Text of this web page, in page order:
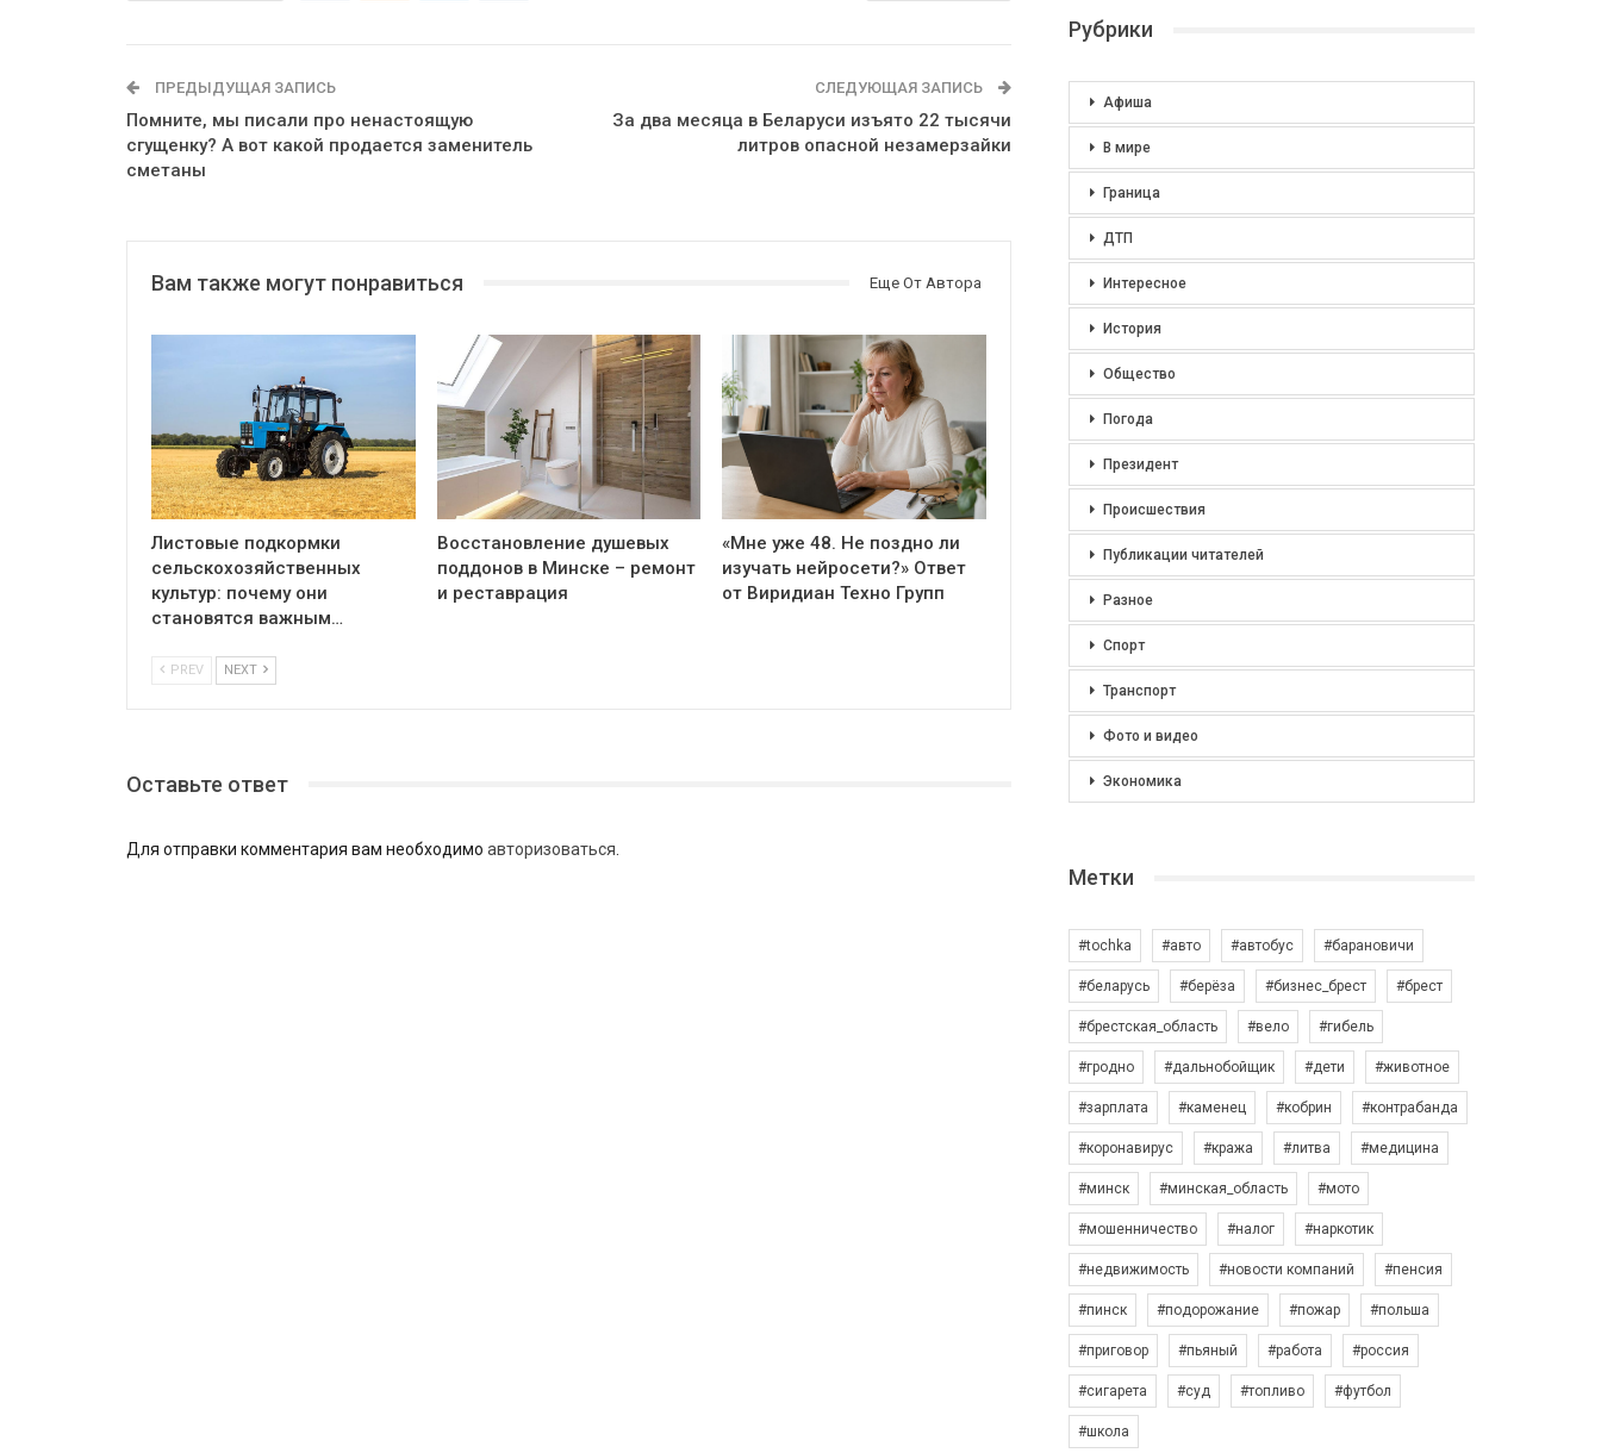
ПРЕДЫДУЩАЯ ЗАПИСЬ
Помните, мы писали про ненастоящую
сгущенку? А вот какой продается заменитель
сметаны
СЛЕДУЮЩАЯ ЗАПИСЬ
За два месяца в Беларуси изъято 22 тысячи
литров опасной незамерзайки
Вам также могут понравиться Еще От Автора
Листовые подкормки
сельскохозяйственных
культур: почему они
становятся важным…
Восстановление душевых
поддонов в Минске – ремонт
и реставрация
«Мне уже 48. Не поздно ли
изучать нейросети?» Ответ
от Виридиан Техно Групп
PREV NEXT
Оставьте ответ
Для отправки комментария вам необходимо авторизоваться
Рубрики
Афиша
В мире
Граница
ДТП
Интересное
История
Общество
Погода
Президент
Происшествия
Публикации читателей
Разное
Спорт
Транспорт
Фото и видео
Экономика
Метки
#tochka #авто #автобус #барановичи
#беларусь #берёза #бизнес_брест #брест
#брестская_область #вело #гибель
#гродно #дальнобойщик #дети #животное
#зарплата #каменец #кобрин #контрабанда
#коронавирус #кража #литва #медицина
#минск #минская_область #мото
#мошенничество #налог #наркотик
#недвижимость #новости компаний #пенсия
#пинск #подорожание #пожар #польша
#приговор #пьяный #работа #россия
#сигарета #суд #топливо #футбол
#школа